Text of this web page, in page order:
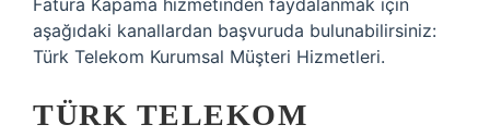
Fatura Kapama hizmetinden faydalanmak için
aşağıdaki kanallardan başvuruda bulunabilirsiniz:
Türk Telekom Kurumsal Müşteri Hizmetleri.
TÜRK TELEKOM